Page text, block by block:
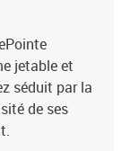
jetable et
séduit par la
de ses